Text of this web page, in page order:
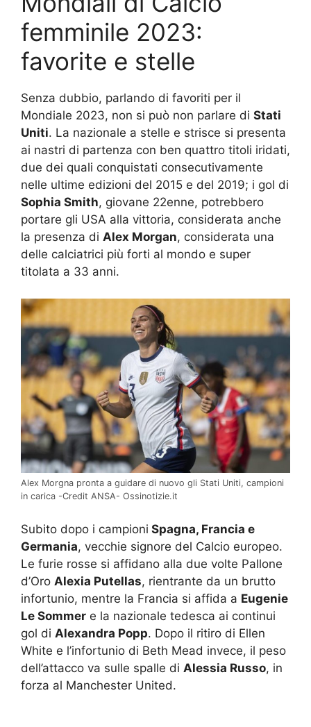
femminile 2023:
favorite e stelle
Senza dubbio, parlando di favoriti per il
Mondiale 2023, non si può non parlare di Stati
Uniti. La nazionale a stelle e strisce si presenta
ai nastri di partenza con ben quattro titoli iridati,
due dei quali conquistati consecutivamente
nelle ultime edizioni del 2015 e del 2019; i gol di
Sophia Smith, giovane 22enne, potrebbero
portare gli USA alla vittoria, considerata anche
la presenza di Alex Morgan, considerata una
delle calciatrici più forti al mondo e super
titolata a 33 anni.
Alex Morgna pronta a guidare di nuovo gli Stati Uniti, campioni
in carica -Credit ANSA- Ossinotizie.it
Subito dopo i campioni Spagna, Francia e
Germania, vecchie signore del Calcio europeo.
Le furie rosse si affidano alla due volte Pallone
d’Oro Alexia Putellas, rientrante da un brutto
infortunio, mentre la Francia si affida a Eugenie
Le Sommer e la nazionale tedesca ai continui
gol di Alexandra Popp. Dopo il ritiro di Ellen
White e l’infortunio di Beth Mead invece, il peso
dell’attacco va sulle spalle di Alessia Russo, in
forza al Manchester United.